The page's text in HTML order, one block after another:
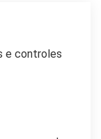
e controles